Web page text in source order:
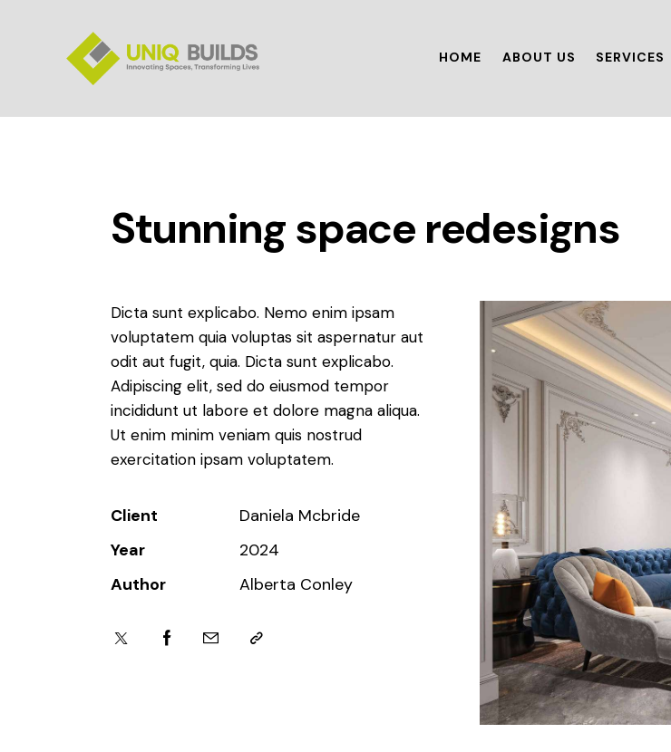
HOME ABOUT US SERVICES
Stunning space redesigns
Dicta sunt explicabo. Nemo enim ipsam
voluptatem quia voluptas sit aspernatur aut
odit aut fugit, quia. Dicta sunt explicabo.
Adipiscing elit, sed do eiusmod tempor
incididunt ut labore et dolore magna aliqua.
Ut enim minim veniam quis nostrud
exercitation ipsam voluptatem.
Client
Daniela Mcbride
Year
2024
Author
Alberta Conley